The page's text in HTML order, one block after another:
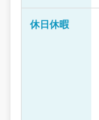
休日休暇